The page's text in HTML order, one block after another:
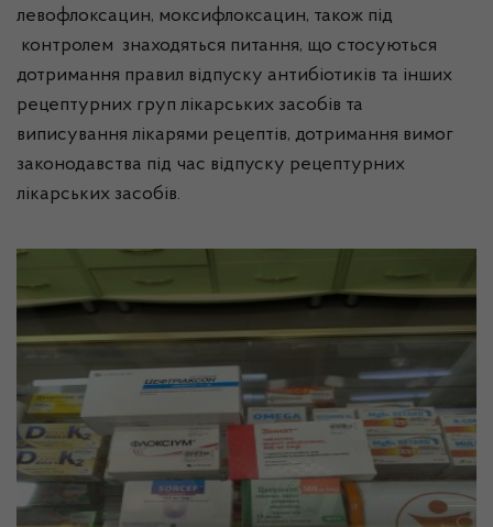
левофлоксацин, моксифлоксацин, також під
контролем знаходяться питання, що стосуються
дотримання правил відпуску антибіотиків та інших
рецептурних груп лікарських засобів та
виписування лікарями рецептів, дотримання вимог
законодавства під час відпуску рецептурних
лікарських засобів.